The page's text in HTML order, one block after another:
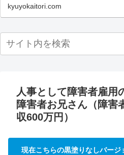
kyuyokaitori.com
人事として障害者雇用
障害者お兄さん（障害
収600万円）
現在こちらの黒塗りなしバー